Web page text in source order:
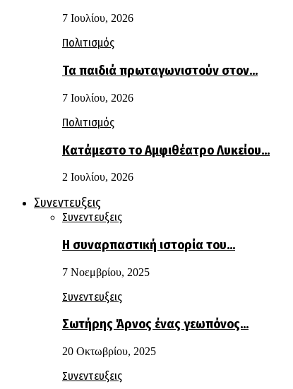
7 Ιουλίου, 2026
Πολιτισμός
Τα παιδιά πρωταγωνιστούν στον…
7 Ιουλίου, 2026
Πολιτισμός
Κατάμεστο το Αμφιθέατρο Λυκείου…
2 Ιουλίου, 2026
Συνεντευξεις
Συνεντευξεις
Η συναρπαστική ιστορία του…
7 Νοεμβρίου, 2025
Συνεντευξεις
Σωτήρης Άρνος ένας γεωπόνος…
20 Οκτωβρίου, 2025
Συνεντευξεις